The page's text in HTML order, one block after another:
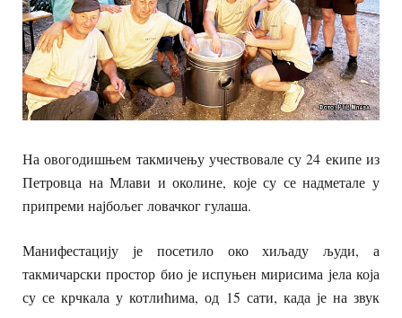
На овогодишњем такмичењу учествовале су 24 екипе из
Петровца на Млави и околине, које су се надметале у
припреми најбољег ловачког гулаша.
Манифестацију је посетило око хиљаду људи, а
такмичарски простор био је испуњен мирисима јела која
су се крчкала у котлићима, од 15 сати, када је на звук